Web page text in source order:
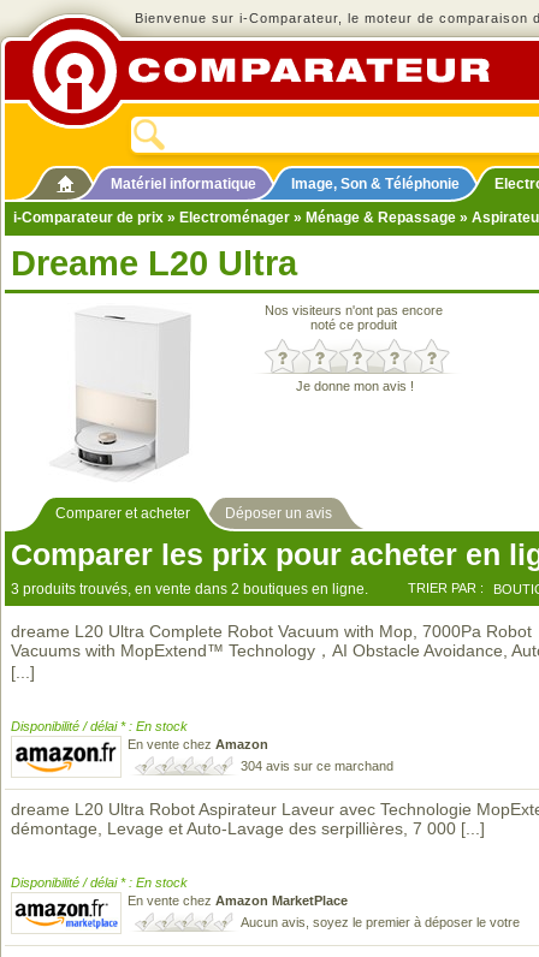
Bienvenue sur i-Comparateur, le moteur de comparaison
Matériel informatique Image, Son & Téléphonie
i-Comparateur de prix » Electroménager » Ménage & Repassage »
Dreame L20 Ultra
Nos visiteurs n'ont pas encore
noté ce produit
Je donne mon avis !
Comparer et acheter Déposer un avis
Comparer les prix pour acheter en
3 produits trouvés, en vente dans 2 boutiques en ligne. TRIER PAR :
dreame L20 Ultra Complete Robot Vacuum with Mop, 7000Pa Robot
Vacuums with MopExtend™ Technology，AI Obstacle Avoidance,
[...]
Disponibilité / délai * : En stock
En vente chez Amazon
304 avis sur ce marchand
dreame L20 Ultra Robot Aspirateur Laveur avec Technologie
démontage, Levage et Auto-Lavage des serpillières, 7 000 [...]
Disponibilité / délai * : En stock
En vente chez Amazon MarketPlace
Aucun avis, soyez le premier à déposer le votre